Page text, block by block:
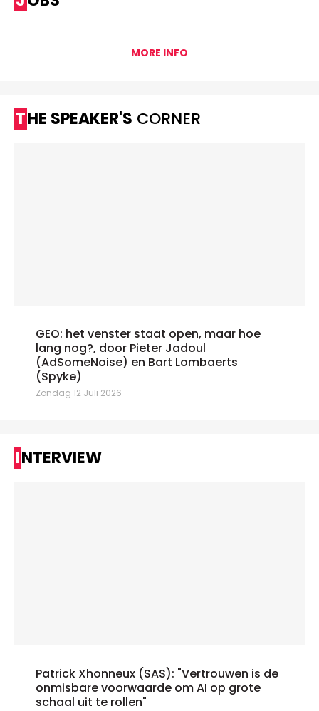
MORE INFO
THE SPEAKER'S CORNER
GEO: het venster staat open, maar hoe
lang nog?, door Pieter Jadoul
(AdSomeNoise) en Bart Lombaerts
(Spyke)
Zondag 12 Juli 2026
INTERVIEW
Patrick Xhonneux (SAS): "Vertrouwen is de
onmisbare voorwaarde om AI op grote
schaal uit te rollen"